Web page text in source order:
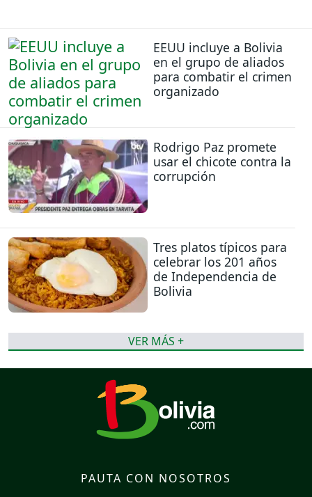
EEUU incluye a Bolivia
en el grupo de aliados
para combatir el crimen
organizado
Rodrigo Paz promete
usar el chicote contra la
corrupción
Tres platos típicos para
celebrar los 201 años
de Independencia de
Bolivia
VER MÁS +
PAUTA CON NOSOTROS